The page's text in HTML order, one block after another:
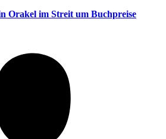
Orakel im Streit um Buchpreise